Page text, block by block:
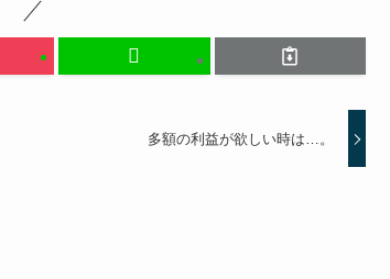
多額の利益が欲しい時は…。